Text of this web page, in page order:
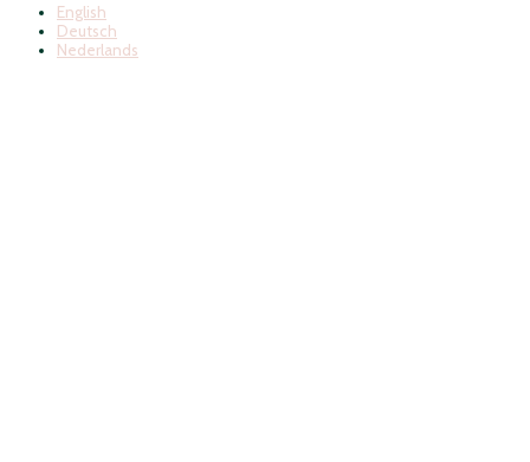
English
Deutsch
Nederlands